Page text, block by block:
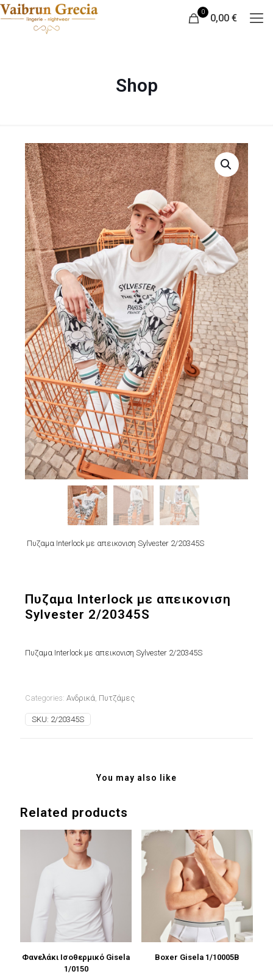
0
0,00 €
Shop
Πυζαμα Interlock με απεικονιση Sylvester 2/20345S
Πυζαμα Interlock με απεικονιση
Sylvester 2/20345S
Πυζαμα Interlock με απεικονιση Sylvester 2/20345S
Categories: Ανδρικά, Πυτζάμες
SKU: 2/20345S
You may also like
Related products
Φανελάκι Ισοθερμικό Gisela
1/0150
Boxer Gisela 1/10005B